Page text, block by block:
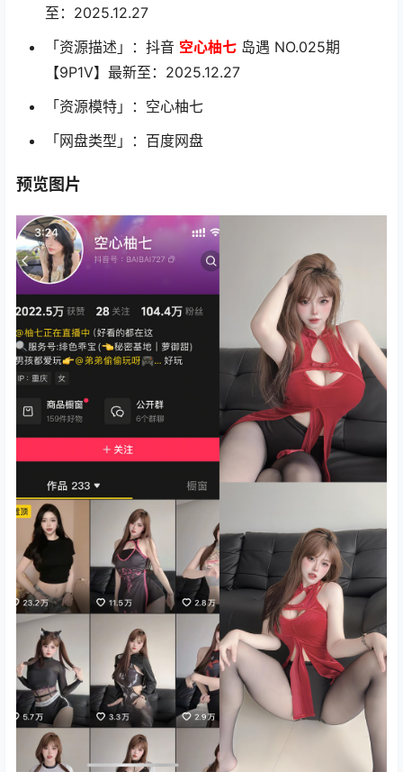
至：2025.12.27
「资源描述」：抖音 空心柚七 岛遇 NO.025期
【9P1V】最新至：2025.12.27
「资源模特」：空心柚七
「网盘类型」：百度网盘
预览图片